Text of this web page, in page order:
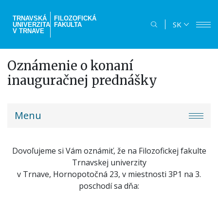
hlavný
TRNAVSKÁ
UNIVERZITA
V TRNAVE
FILOZOFICKÁ
FAKULTA
SK
Oznámenie o konaní
inauguračnej prednášky
truni-
Menu
Dovoľujeme si Vám oznámiť, že na Filozofickej fakulte
Trnavskej univerzity
v Trnave, Hornopotočná 23, v miestnosti 3P1 na 3.
poschodí sa dňa: